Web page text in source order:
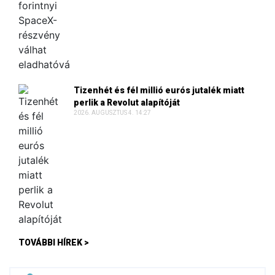
Tizenhét és fél millió eurós jutalék miatt
perlik a Revolut alapítóját
2026. AUGUSZTUS 4. 14:27
TOVÁBBI HÍREK >